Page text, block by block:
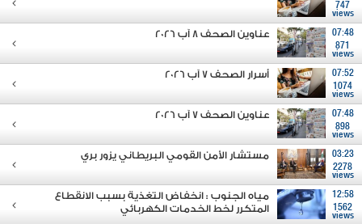
747
views
07:48
871
views
عناوين الصحف 8 آب 2026
07:52
1074
views
أسرار الصحف 7 آب 2026
07:48
898
views
عناوين الصحف 7 آب 2026
03:23
2278
views
مستشار الأمن القومي البريطاني يزور بري
12:58
1562
views
مياه الجنوب : انخفاض التغذية بسبب الانقطاع
المتكرر لخط الخدمات الكهربائي